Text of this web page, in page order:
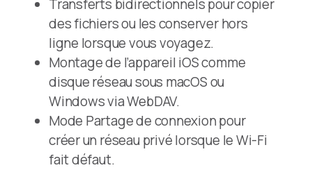
Transferts bidirectionnels pour copier
des fichiers ou les conserver hors
ligne lorsque vous voyagez.
Montage de l’appareil iOS comme
disque réseau sous macOS ou
Windows via WebDAV.
Mode Partage de connexion pour
créer un réseau privé lorsque le Wi-Fi
fait défaut.